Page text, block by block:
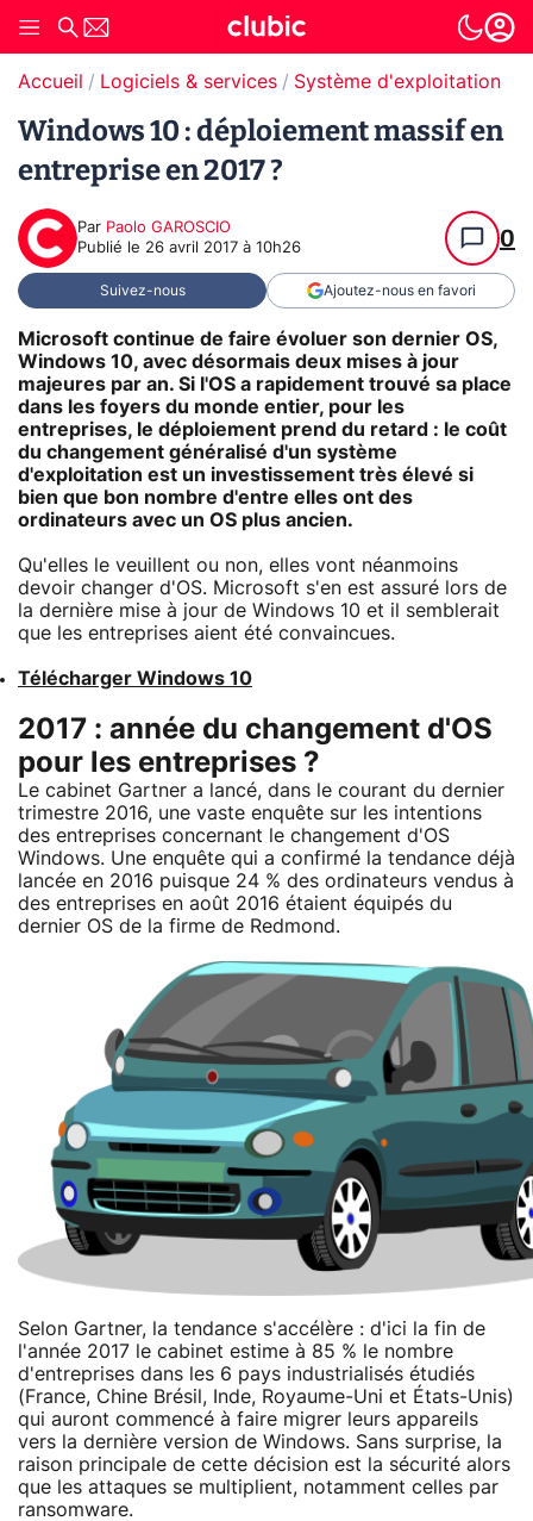
Accueil Logiciels & services Système d'exploitation
Windows 10 : déploiement massif en
entreprise en 2017 ?
Par Paolo GAROSCIO
Publié le 26 avril 2017 à 10h26 0
Suivez-nous Ajoutez-nous en favori
Microsoft continue de faire évoluer son dernier OS,
Windows 10, avec désormais deux mises à jour
majeures par an. Si l'OS a rapidement trouvé sa place
dans les foyers du monde entier, pour les
entreprises, le déploiement prend du retard : le coût
du changement généralisé d'un système
d'exploitation est un investissement très élevé si
bien que bon nombre d'entre elles ont des
ordinateurs avec un OS plus ancien.
Qu'elles le veuillent ou non, elles vont néanmoins
devoir changer d'OS. Microsoft s'en est assuré lors de
la dernière mise à jour de Windows 10 et il semblerait
que les entreprises aient été convaincues.
Télécharger Windows 10
2017 : année du changement d'OS
pour les entreprises ?
Le cabinet Gartner a lancé, dans le courant du dernier
trimestre 2016, une vaste enquête sur les intentions
des entreprises concernant le changement d'OS
Windows. Une enquête qui a confirmé la tendance déjà
lancée en 2016 puisque 24 % des ordinateurs vendus à
des entreprises en août 2016 étaient équipés du
dernier OS de la firme de Redmond.
Selon Gartner, la tendance s'accélère : d'ici la fin de
l'année 2017 le cabinet estime à 85 % le nombre
d'entreprises dans les 6 pays industrialisés étudiés
(France, Chine Brésil, Inde, Royaume-Uni et États-Unis)
qui auront commencé à faire migrer leurs appareils
vers la dernière version de Windows. Sans surprise, la
raison principale de cette décision est la sécurité alors
que les attaques se multiplient, notamment celles par
ransomware.